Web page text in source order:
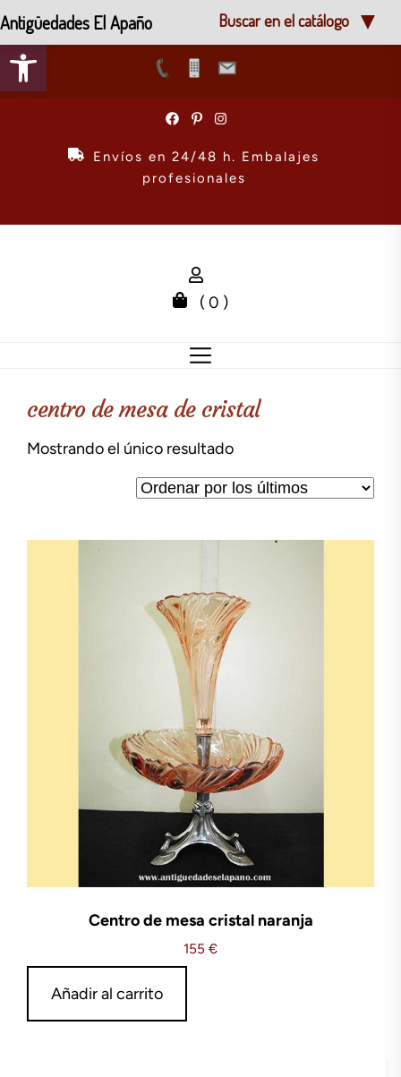
Abrir barra de herramientas
Envíos en 24/48 h. Embalajes
profesionales
( 0 )
centro de mesa de cristal
Mostrando el único resultado
Centro de mesa cristal naranja
155 €
Añadir al carrito
Antigüedades El Apaño Buscar en el catálogo